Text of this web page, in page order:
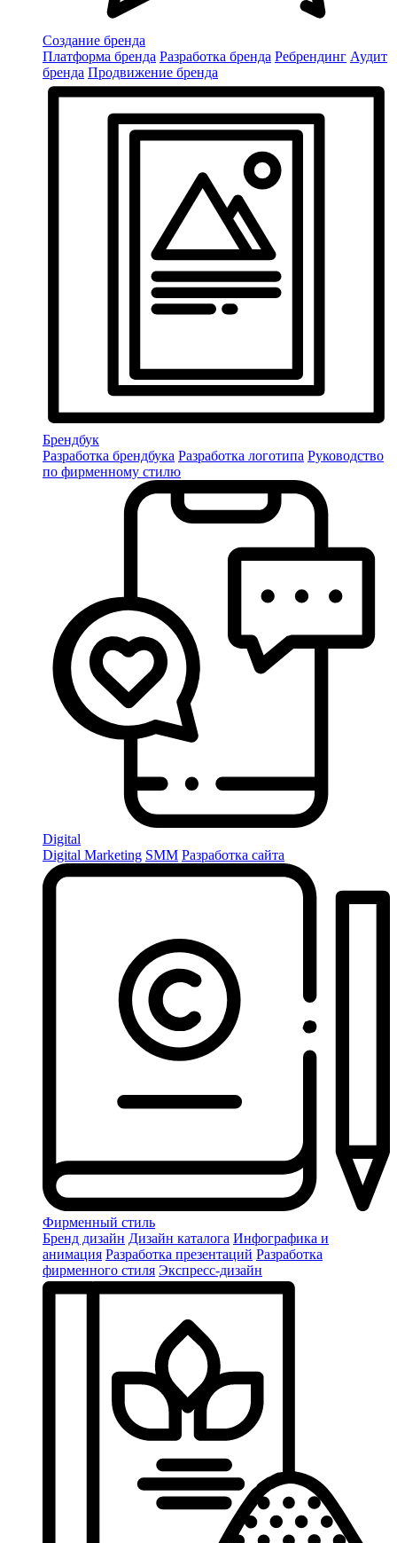
Создание бренда
Платформа бренда Разработка бренда Ребрендинг Аудит
бренда Продвижение бренда
Брендбук
Разработка брендбука Разработка логотипа Руководство
по фирменному стилю
Digital
Digital Marketing SMM Разработка сайта
Фирменный стиль
Бренд дизайн Дизайн каталога Инфографика и
анимация Разработка презентаций Разработка
фирменного стиля Экспресс-дизайн